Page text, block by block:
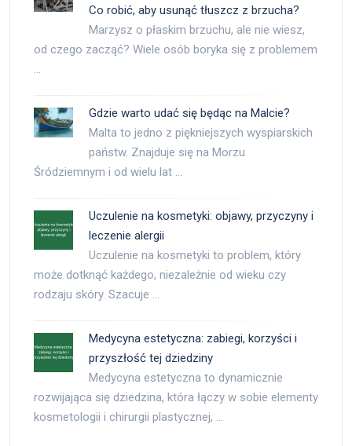
Co robić, aby usunąć tłuszcz z brzucha?
Marzysz o płaskim brzuchu, ale nie wiesz,
od czego zacząć? Wiele osób boryka się z problemem
…
Gdzie warto udać się będąc na Malcie?
Malta to jedno z piękniejszych wyspiarskich
państw. Znajduje się na Morzu
Śródziemnym i od wielu lat …
Uczulenie na kosmetyki: objawy, przyczyny i
leczenie alergii
Uczulenie na kosmetyki to problem, który
może dotknąć każdego, niezależnie od wieku czy
rodzaju skóry. Szacuje …
Medycyna estetyczna: zabiegi, korzyści i
przyszłość tej dziedziny
Medycyna estetyczna to dynamicznie
rozwijająca się dziedzina, która łączy w sobie elementy
kosmetologii i chirurgii plastycznej, …